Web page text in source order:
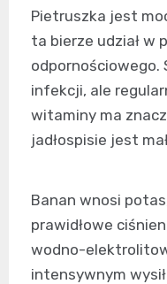
Pietruszka jest
ta bierze udział w
odpornościowego.
infekcji, ale
witaminy ma
jadłospisie jest
Banan wnosi
prawidłowe
wodno-
intensywnym